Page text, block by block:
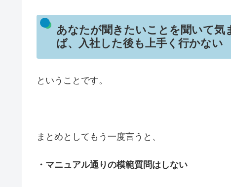
あなたが聞きたいことを聞いて
ば、入社した後も上手く行かない
ということです。
まとめとしてもう一度言うと、
・マニュアル通りの模範質問はしない